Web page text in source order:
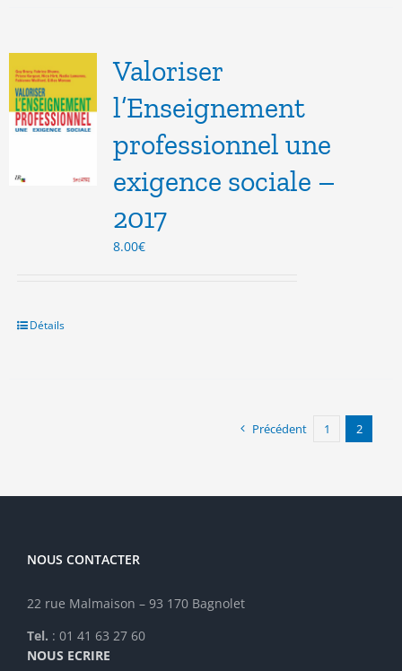
Valoriser
l’Enseignement
professionnel une
exigence sociale –
2017
8.00€
Détails
Précédent 1 2
NOUS CONTACTER
22 rue Malmaison – 93 170 Bagnolet
Tel. : 01 41 63 27 60
NOUS ECRIRE